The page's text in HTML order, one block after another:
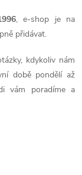
, e-shop je na
přidávat.
kdykoliv nám
době pondělí až
vám poradíme a